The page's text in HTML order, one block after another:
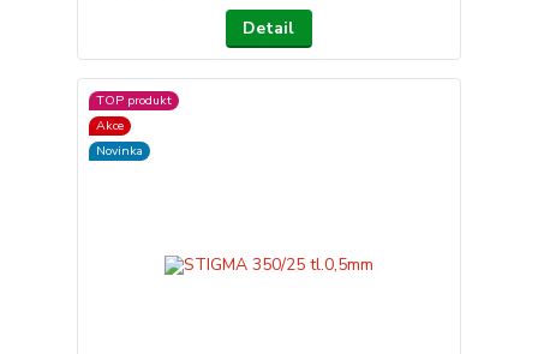
Detail
TOP produkt
Akce
Novinka